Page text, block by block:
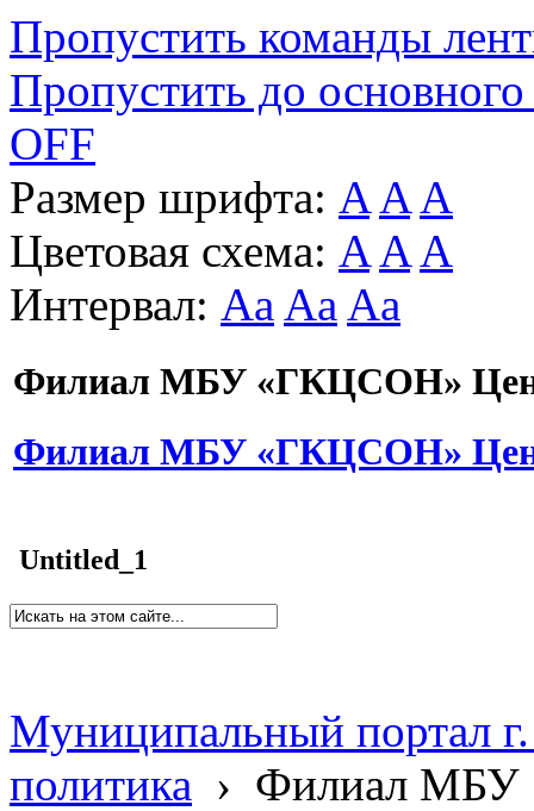
Пропустить команды
Пропустить до основного
OFF
Размер шрифта: A A A
Цветовая схема: A A A
Интервал: Aa Aa Aa
Филиал МБУ «ГКЦСОН»
Филиал МБУ «ГКЦСОН»
Untitled_1
Муниципальный портал
политика › Филиал МБУ